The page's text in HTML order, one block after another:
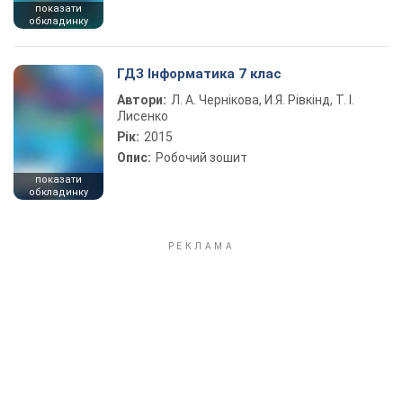
показати
обкладинку
показати
обкладинку
ГДЗ Інформатика 7 клас
Автори: Л. А. Чернікова, И.Я. Рівкінд, Т. І.
Лисенко
Рік: 2015
Опис: Робочий зошит